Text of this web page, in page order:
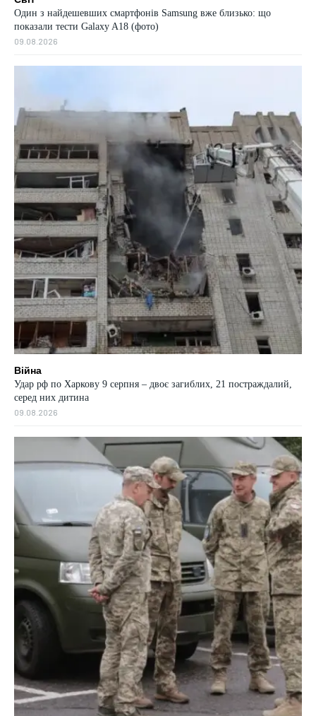
Один з найдешевших смартфонів Samsung вже близько: що
показали тести Galaxy A18 (фото)
09.08.2026
Війна
Удар рф по Харкову 9 серпня – двоє загиблих, 21 постраждалий,
серед них дитина
09.08.2026